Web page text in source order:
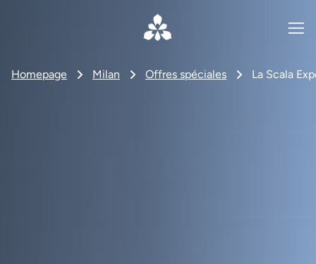
Homepage Milan Offres spéciales La Scala